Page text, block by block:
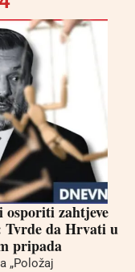
osporiti zahtjeve
Tvrde da Hrvati u
pripada
„Položaj